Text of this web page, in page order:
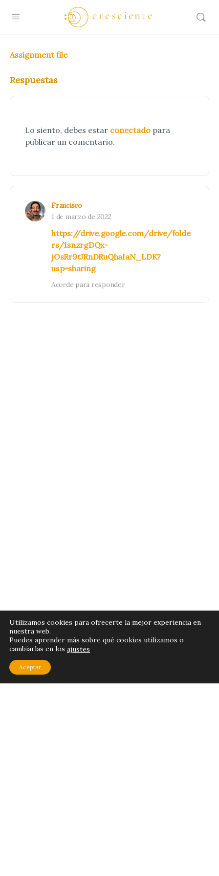
Assignment file
Respuestas
Lo siento, debes estar conectado para
publicar un comentario.
Francisco
1 de marzo de 2022
https://drive.google.com/drive/folde
rs/1snzrgDQx-
jOsRr9tJRnDRuQhaIaN_LDK?
usp=sharing
Accede para responder
Términos y Condiciones
Cómo Comprar
Cómo usar la Plataforma
Utilizamos cookies para ofrecerte la mejor experiencia en
nuestra web.
Puedes aprender más sobre qué cookies utilizamos o
cambiarlas en los ajustes
Aceptar